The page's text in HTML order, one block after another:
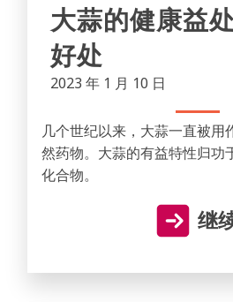
大蒜的健康益
好处
2023 年 1 月 10 日
几个世纪以来，大蒜一直被用
然药物。大蒜的有益特性归功
化合物。
继